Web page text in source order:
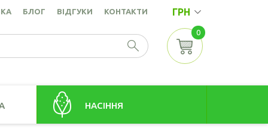
БЛОГ ВІДГУКИ КОНТАКТИ ГРН
0
НАСІННЯ